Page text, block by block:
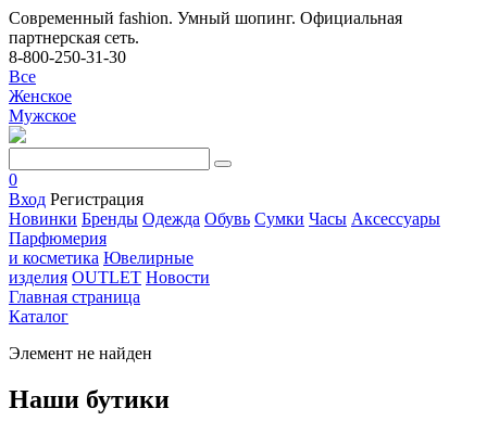
Современный fashion. Умный шопинг. Официальная
партнерская сеть.
8-800-250-31-30
Все
Женское
Мужское
0
Вход Регистрация
Новинки Бренды Одежда Обувь Сумки Часы Аксессуары
Парфюмерия
и косметика Ювелирные
изделия OUTLET Новости
Главная страница
Каталог
Элемент не найден
Наши бутики